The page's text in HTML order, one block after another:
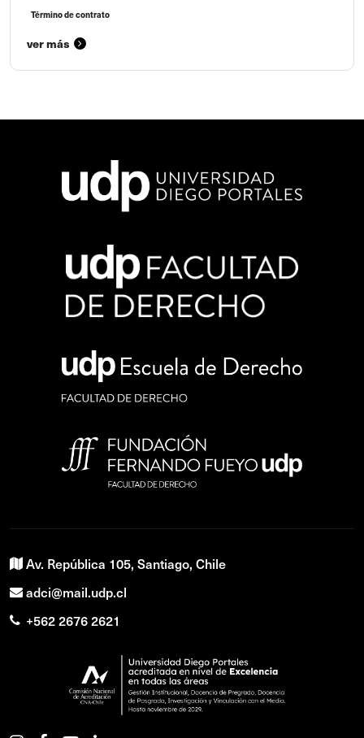
Término de contrato
ver más
Av. República 105, Santiago, Chile
adci@mail.udp.cl
+562 2676 2621